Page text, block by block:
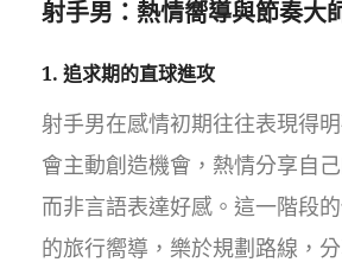
射手男：熱情嚮導與節奏大
1. 追求期的直球進攻
射手男在感情初期往往表現得
會主動創造機會，熱情分享自
而非言語表達好感。這一階段
的旅行嚮導，樂於規劃路線，